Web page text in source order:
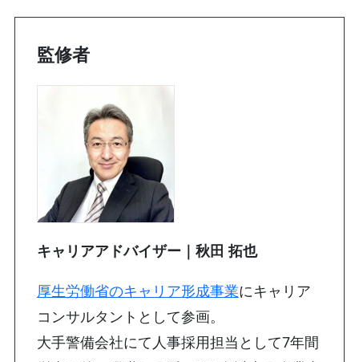
監修者
キャリアアドバイザー｜秋田 拓也
厚生労働省のキャリア形成事業にキャリア
コンサルタントとして参画。
大手警備会社にて人事採用担当として7年間